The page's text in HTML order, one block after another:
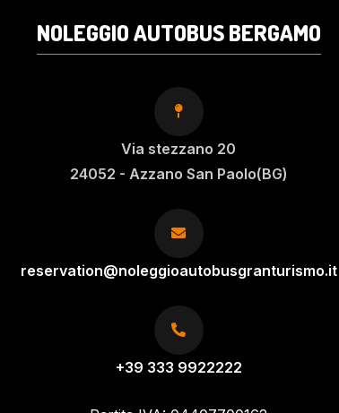
NOLEGGIO AUTOBUS BERGAMO
Via stezzano 20
24052 - Azzano San Paolo(BG)
reservation@noleggioautobusgranturismo.it
+39 333 9922222